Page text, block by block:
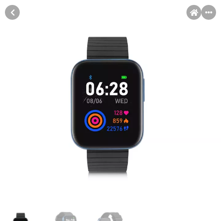
Račun
Pomoć pri kupovini
Kupovina na rate
Sve je lakše kad se podijeli!